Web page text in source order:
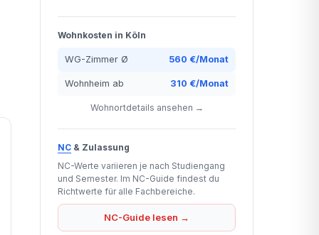
Wohnkosten in Köln
WG-Zimmer Ø 560 €/Monat
Wohnheim ab 310 €/Monat
Wohnortdetails ansehen →
NC & Zulassung
NC-Werte variieren je nach Studiengang
und Semester. Im NC-Guide findest du
Richtwerte für alle Fachbereiche.
NC-Guide lesen →